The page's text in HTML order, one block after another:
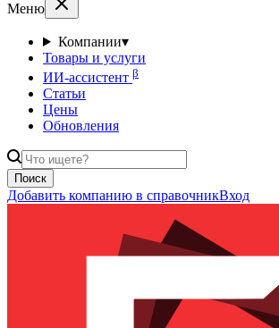
Меню
Компании▾
Товары и услуги
ИИ-ассистент β
Статьи
Цены
Обновления
Поиск
Добавить компанию в справочникВход